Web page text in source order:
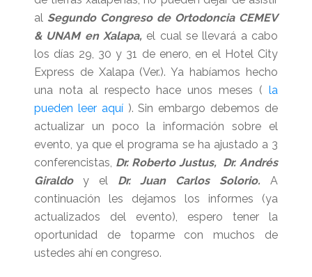
al Segundo Congreso de Ortodoncia CEMEV
& UNAM en Xalapa, el cual se llevará a cabo
los días 29, 30 y 31 de enero, en el Hotel City
Express de Xalapa (Ver.). Ya habíamos hecho
una nota al respecto hace unos meses (la
pueden leer aquí). Sin embargo debemos de
actualizar un poco la información sobre el
evento, ya que el programa se ha ajustado a 3
conferencistas, Dr. Roberto Justus, Dr. Andrés
Giraldo y el Dr. Juan Carlos Solorio.A
continuación les dejamos los informes (ya
actualizados del evento), espero tener la
oportunidad de toparme con muchos de
ustedes ahí en congreso.